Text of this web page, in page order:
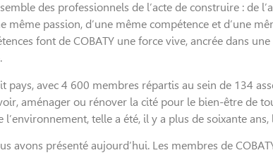
des professionnels de l’acte de construire : de
même passion, d’une même compétence et d’une
font de COBATY une force vive, ancrée dans
pays, avec 4 600 membres répartis au sein de 134
aménager ou rénover la cité pour le bien-être de
telle a été, il y a plus de soixante
avons présenté aujourd’hui. Les membres de